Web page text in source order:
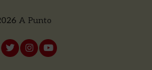
A Punto